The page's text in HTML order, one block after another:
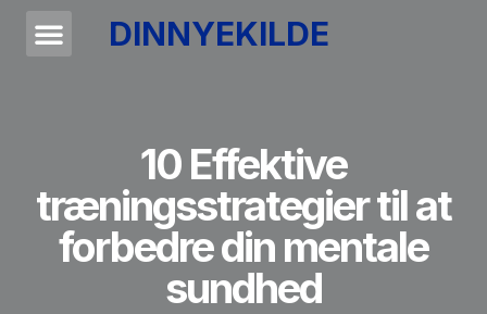
DINNYEKILDE
10 Effektive
træningsstrategier til at
forbedre din mentale
sundhed